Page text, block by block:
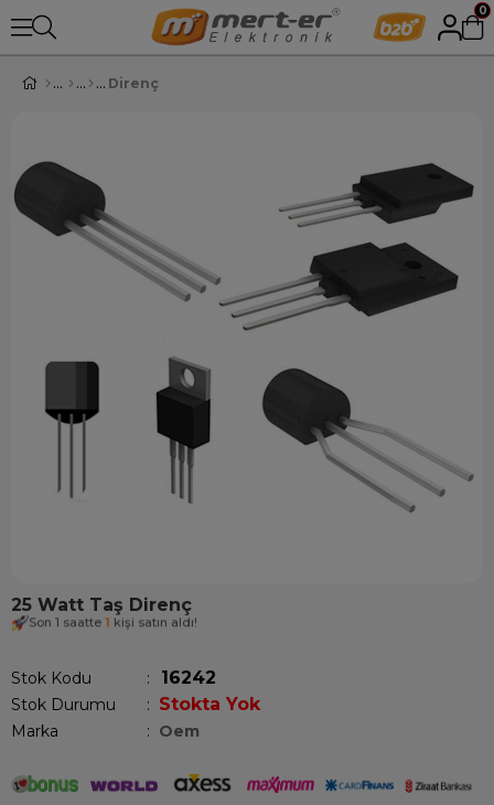
0
Direnç
25 Watt Taş Direnç
Son 1 saatte 1 kişi satın aldı!
Stok Kodu 16242
Stok Durumu : Stokta Yok
Marka : Oem